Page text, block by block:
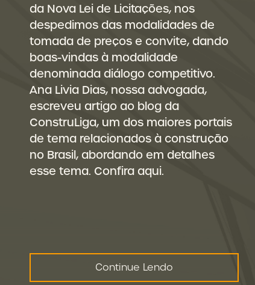
da Nova Lei de Licitações, nos
despedimos das modalidades de
tomada de preços e convite, dando
boas-vindas à modalidade
denominada diálogo competitivo.
Ana Livia Dias, nossa advogada,
escreveu artigo ao blog da
ConstruLiga, um dos maiores portais
de tema relacionados à construção
no Brasil, abordando em detalhes
esse tema. Confira aqui.
Continue Lendo